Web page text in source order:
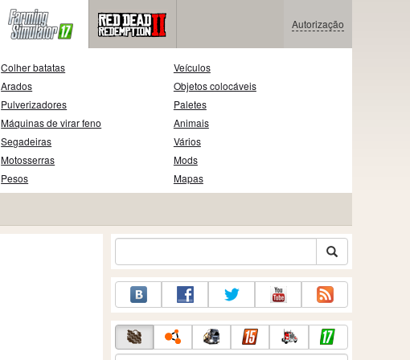
Autorização
Colher batatas
Arados
Pulverizadores
Máquinas de virar feno
Segadeiras
Motosserras
Pesos
Veículos
Objetos colocáveis
Paletes
Animais
Vários
Mods
Mapas